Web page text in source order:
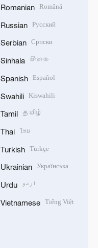
Romanian Română
Russian Русский
Serbian Српски
Sinhala සිංහල
Spanish Español
Swahili Kiswahili
Tamil தமிழ்
Thai ไทย
Turkish Türkçe
Ukrainian Українська
Urdu اردو
Vietnamese Tiếng Việt